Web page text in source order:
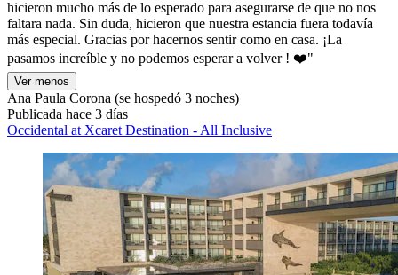
hicieron mucho más de lo esperado para asegurarse de que no nos
faltara nada. Sin duda, hicieron que nuestra estancia fuera todavía
más especial. Gracias por hacernos sentir como en casa. ¡La
pasamos increíble y no podemos esperar a volver ! ❤️"
Ver menos
Ana Paula Corona (se hospedó 3 noches)
Publicada hace 3 días
Occidental at Xcaret Destination - All Inclusive